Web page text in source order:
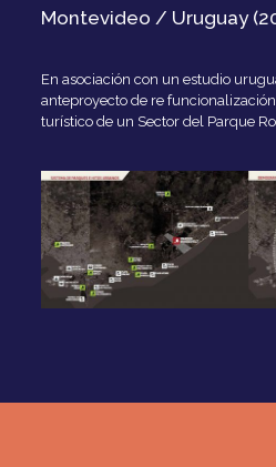
Montevideo / Uruguay
En asociación con un estudio
anteproyecto de re
turístico de un Sector del Parque